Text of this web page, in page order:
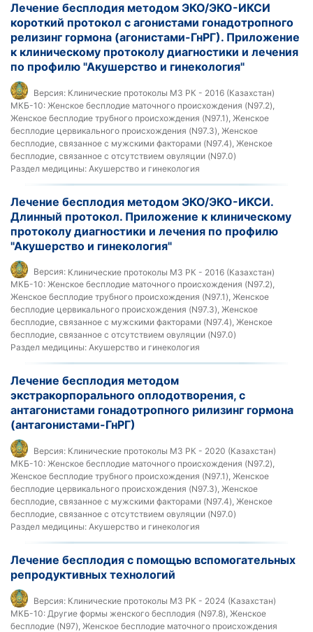
Лечение бесплодия методом ЭКО/ЭКО-ИКСИ
короткий протокол с агонистами гонадотропного
релизинг гормона (агонистами-ГнРГ). Приложение
к клиническому протоколу диагностики и лечения
по профилю "Акушерство и гинекология"
Версия: Клинические протоколы МЗ РК - 2016 (Казахстан)
МКБ-10: Женское бесплодие маточного происхождения (N97.2),
Женское бесплодие трубного происхождения (N97.1), Женское
бесплодие цервикального происхождения (N97.3), Женское
бесплодие, связанное с мужскими факторами (N97.4), Женское
бесплодие, связанное с отсутствием овуляции (N97.0)
Раздел медицины: Акушерство и гинекология
Лечение бесплодия методом ЭКО/ЭКО-ИКСИ.
Длинный протокол. Приложение к клиническому
протоколу диагностики и лечения по профилю
"Акушерство и гинекология"
Версия: Клинические протоколы МЗ РК - 2016 (Казахстан)
МКБ-10: Женское бесплодие маточного происхождения (N97.2),
Женское бесплодие трубного происхождения (N97.1), Женское
бесплодие цервикального происхождения (N97.3), Женское
бесплодие, связанное с мужскими факторами (N97.4), Женское
бесплодие, связанное с отсутствием овуляции (N97.0)
Раздел медицины: Акушерство и гинекология
Лечение бесплодия методом
экстракорпорального оплодотворения, с
антагонистами гонадотропного рилизинг гормона
(антагонистами-ГнРГ)
Версия: Клинические протоколы МЗ РК - 2020 (Казахстан)
МКБ-10: Женское бесплодие маточного происхождения (N97.2),
Женское бесплодие трубного происхождения (N97.1), Женское
бесплодие цервикального происхождения (N97.3), Женское
бесплодие, связанное с мужскими факторами (N97.4), Женское
бесплодие, связанное с отсутствием овуляции (N97.0)
Раздел медицины: Акушерство и гинекология
Лечение бесплодия с помощью вспомогательных
репродуктивных технологий
Версия: Клинические протоколы МЗ РК - 2024 (Казахстан)
МКБ-10: Другие формы женского бесплодия (N97.8), Женское
бесплодие (N97), Женское бесплодие маточного происхождения